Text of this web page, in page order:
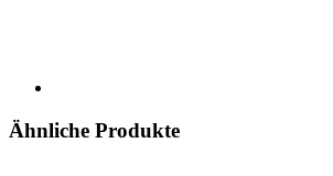
Ähnliche Produkte